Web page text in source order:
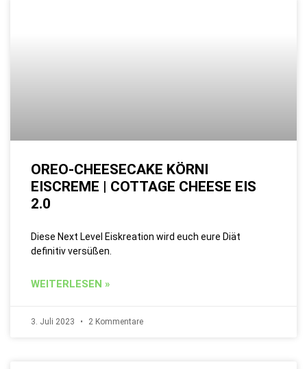
OREO-CHEESECAKE KÖRNI
EISCREME | COTTAGE CHEESE EIS
2.0
Diese Next Level Eiskreation wird euch eure Diät
definitiv versüßen.
WEITERLESEN »
3. Juli 2023 2 Kommentare